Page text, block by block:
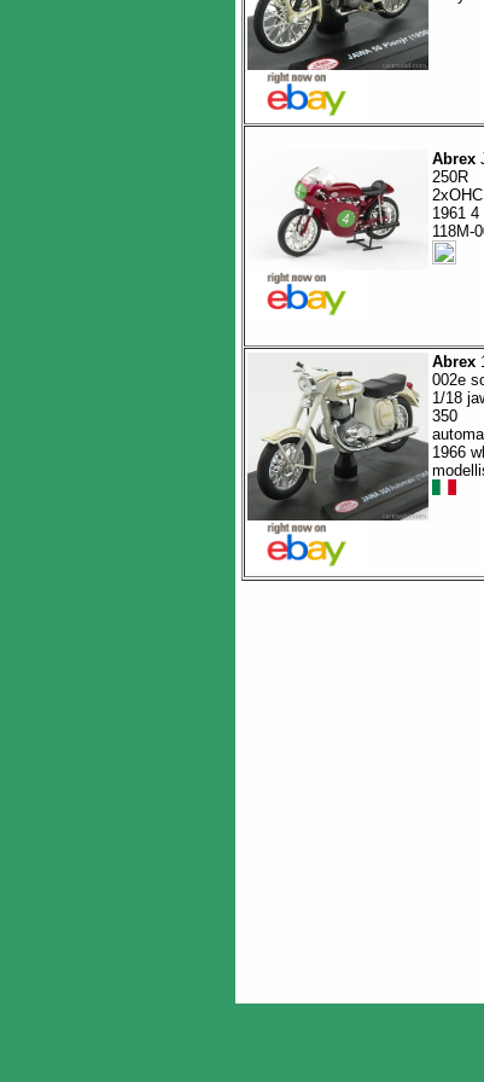
Abrex
250R
2xOHC
1961 4
118M-
Abrex
002e
1/18
350
1966